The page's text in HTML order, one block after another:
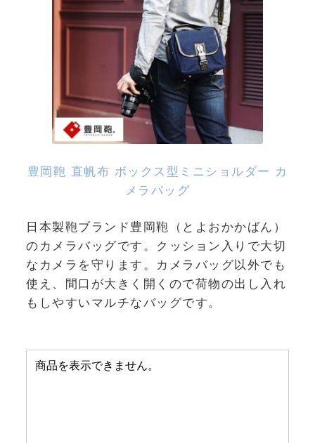
豊岡鞄 直帆布 ボックス型ミニショルダー カ
メラバッグ
日本製鞄ブランド豊岡鞄（とよおかかばん）
のカメラバッグです。クッション入りで大切
なカメラを守ります。カメラバッグ以外でも
使え、間口が大きく開くので荷物の出し入れ
もしやすいマルチなバッグです。